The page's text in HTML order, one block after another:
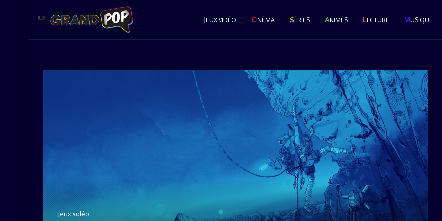
JEUX VIDÉO CINÉMA SÉRIES ANIMÉS LECTURE MUSIQUE
Jeux vidéo
Le Grand Popcast #28 : La
Cérémonie des Pop...